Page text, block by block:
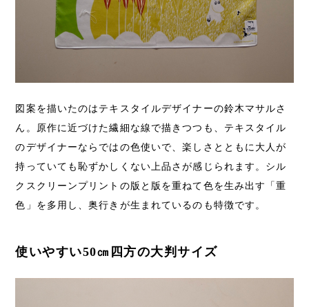
図案を描いたのはテキスタイルデザイナーの鈴木マサルさ
ん。原作に近づけた繊細な線で描きつつも、テキスタイル
のデザイナーならではの色使いで、楽しさとともに大人が
持っていても恥ずかしくない上品さが感じられます。シル
クスクリーンプリントの版と版を重ねて色を生み出す「重
色」を多用し、奥行きが生まれているのも特徴です。
使いやすい50㎝四方の大判サイズ